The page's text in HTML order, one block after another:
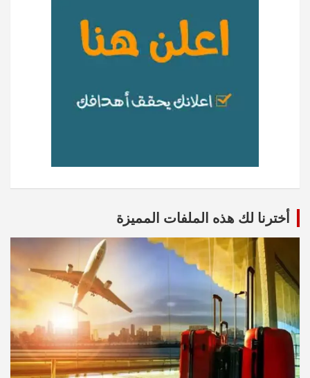
أخترنا لك هذه الملفات المميزة